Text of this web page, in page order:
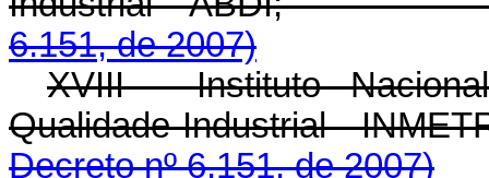
6.151, de 2007)
XVIII - Instituto
Qualidade
Decreto nº 6.151, de 2007)